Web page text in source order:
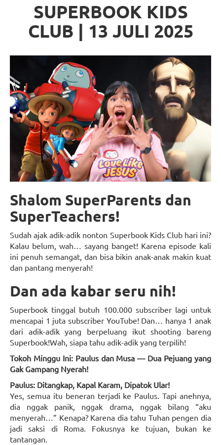
SUPERBOOK KIDS
CLUB | 13 JULI 2025
Shalom SuperParents dan
SuperTeachers!
Sudah ajak adik-adik nonton Superbook Kids Club hari ini?
Kalau belum, wah… sayang banget! Karena episode kali
ini penuh semangat, dan bisa bikin anak-anak makin kuat
dan pantang menyerah!
Dan ada kabar seru nih!
Superbook tinggal butuh 100.000 subscriber lagi untuk
mencapai 1 juta subscriber YouTube! Dan… hanya 1 anak
dari adik-adik yang berpeluang ikut shooting bareng
Superbook!Wah, siapa tahu adik-adik yang terpilih!
Tokoh Minggu Ini: Paulus dan Musa — Dua Pejuang yang
Gak Gampang Nyerah!
Paulus: Ditangkap, Kapal Karam, Dipatok Ular!
Yes, semua itu beneran terjadi ke Paulus. Tapi anehnya,
dia nggak panik, nggak drama, nggak bilang “aku
menyerah…” Kenapa? Karena dia tahu Tuhan pengen dia
jadi saksi di Roma. Fokusnya ke tujuan, bukan ke
tantangan.